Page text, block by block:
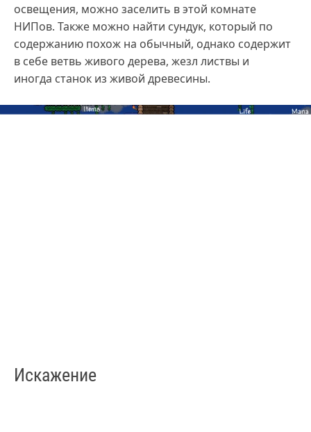
освещения, можно заселить в этой комнате
НИПов. Также можно найти сундук, который по
содержанию похож на обычный, однако содержит
в себе ветвь живого дерева, жезл листвы и
иногда станок из живой древесины.
Искажение